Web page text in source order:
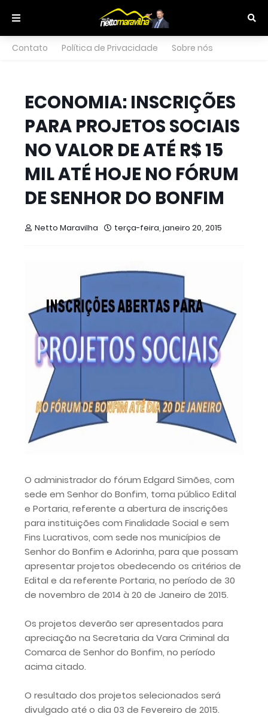
Contato Política de Privacidade Sobre nós
ECONOMIA: INSCRIÇÕES
PARA PROJETOS SOCIAIS
NO VALOR DE ATÉ R$ 15
MIL ATÉ HOJE NO FÓRUM
DE SENHOR DO BONFIM
Netto Maravilha terça-feira, janeiro 20, 2015
O administrador do fórum Edgard Simões, com
sede em Senhor do Bonfim, torna público Edital
e Portaria, referente a abertura de inscrições
para instituições com Finalidade Social e sem
Fins Lucrativos, com sede nos municípios de
Senhor do Bonfim e Adorinha, para que possam
apresentar projetos obedecendo os critérios de
Edital e da referente Portaria, no período de 30
de novembro de 2014 à 20 de Janeiro de 2015.
Os projetos deverão ser apresentados para
apreciação na Secretaria da Vara Criminal da
Comarca de Senhor do Bonfim, no período
acima citado.
O resultado dos projetos selecionados será
divulgado até o dia 03 de Fevereiro de 2015.